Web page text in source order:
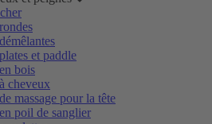
et paddle
bois
cheveux
massage pour la tête
poil de sanglier